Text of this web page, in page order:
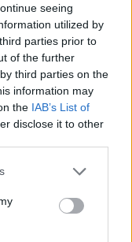
seeing
utilized by
parties prior to
of the further
third parties on the
information may
the IAB’s List of
disclose it to other